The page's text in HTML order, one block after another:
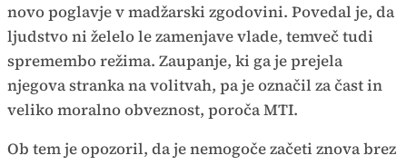
novo poglavje v madžarski zgodovini. Povedal je, da
ljudstvo ni želelo le zamenjave vlade, temveč tudi
spremembo režima. Zaupanje, ki ga je prejela
njegova stranka na volitvah, pa je označil za čast in
veliko moralno obveznost, poroča MTI.
Ob tem je opozoril, da je nemogoče začeti znova brez